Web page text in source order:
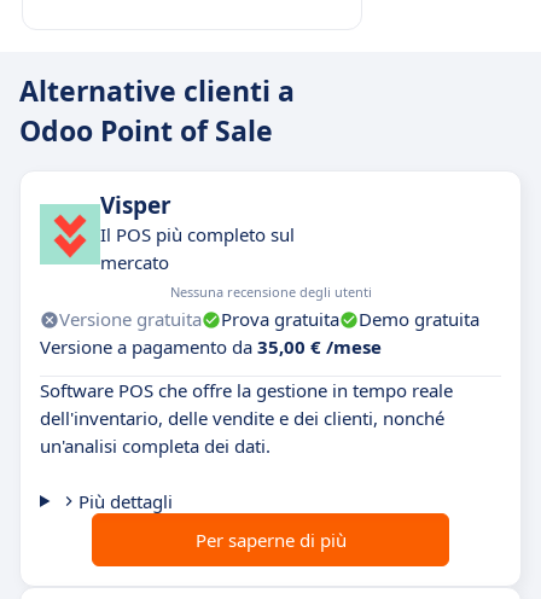
Alternative clienti a
Odoo Point of Sale
Visper
Il POS più completo sul
mercato
Nessuna recensione degli utenti
Versione gratuita Prova gratuita
Demo gratuita
Versione a pagamento da 35,00 € /mese
Software POS che offre la gestione in tempo reale
dell'inventario, delle vendite e dei clienti, nonché
un'analisi completa dei dati.
Più dettagli
Per saperne di più